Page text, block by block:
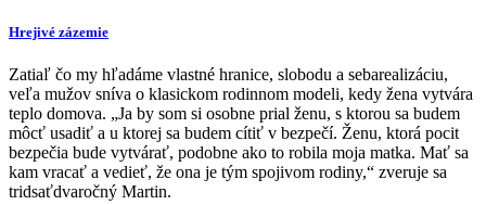
Hrejivé zázemie
Zatiaľ čo my hľadáme vlastné hranice, slobodu a sebarealizáciu,
veľa mužov sníva o klasickom rodinnom modeli, kedy žena vytvára
teplo domova. „Ja by som si osobne prial ženu, s ktorou sa budem
môcť usadiť a u ktorej sa budem cítiť v bezpečí. Ženu, ktorá pocit
bezpečia bude vytvárať, podobne ako to robila moja matka. Mať sa
kam vracať a vedieť, že ona je tým spojivom rodiny,“ zveruje sa
tridsaťdvaročný Martin.